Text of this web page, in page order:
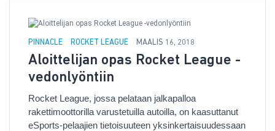
PINNACLE ROCKET LEAGUE MAALIS 16, 2018
Aloittelijan opas Rocket League -
vedonlyöntiin
Rocket League, jossa pelataan jalkapalloa
rakettimoottorilla varustetuilla autoilla, on kaasuttanut
eSports-pelaajien tietoisuuteen yksinkertaisuudessaan